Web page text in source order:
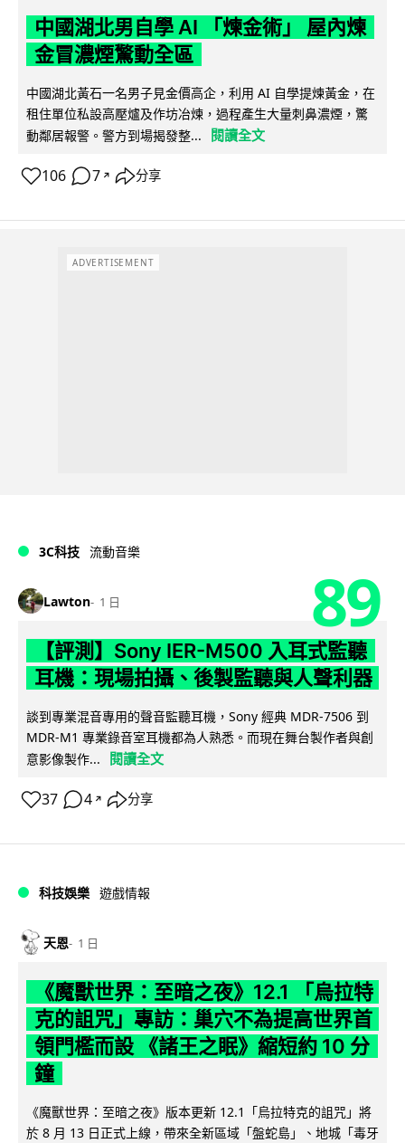
中國湖北男自學 AI 「煉金術」 屋內煉
金冒濃煙驚動全區
中國湖北黃石一名男子見金價高企，利用 AI 自學提煉黃金，在
租住單位私設高壓爐及作坊冶煉，過程產生大量刺鼻濃煙，驚
動鄰居報警。警方到場揭發整...
閱讀全文
106 7 ↗ 分享
ADVERTISEMENT
3C科技 流動音樂
Lawton 1 日 89
【評測】Sony IER-M500 入耳式監聽
耳機：現場拍攝、後製監聽與人聲利器
談到專業混音專用的聲音監聽耳機，Sony 經典 MDR-7506 到
MDR-M1 專業錄音室耳機都為人熟悉。而現在舞台製作者與創
意影像製作...
閱讀全文
37 4 ↗ 分享
科技娛樂 遊戲情報
天恩 1 日
《魔獸世界：至暗之夜》12.1 「烏拉特
克的詛咒」專訪：巢穴不為提高世界首
領門檻而設 《諸王之眠》縮短約 10 分
鐘
《魔獸世界：至暗之夜》版本更新 12.1「烏拉特克的詛咒」將
於 8 月 13 日正式上線，帶來全新區域「盤蛇島」、地城「毒牙